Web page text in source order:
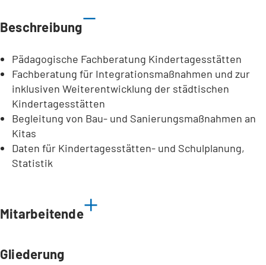
Beschreibung
Pädagogische Fachberatung Kindertagesstätten
Fachberatung für Integrationsmaßnahmen und zur
inklusiven Weiterentwicklung der städtischen
Kindertagesstätten
Begleitung von Bau- und Sanierungsmaßnahmen an
Kitas
Daten für Kindertagesstätten- und Schulplanung,
Statistik
Mitarbeitende
Gliederung